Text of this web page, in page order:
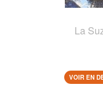
La
VOIR EN